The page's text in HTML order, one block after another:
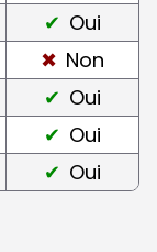
Oui
Non
Oui
Oui
Oui